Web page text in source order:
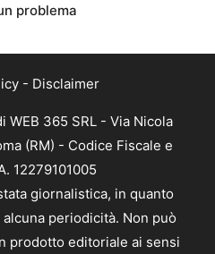
problema
- Disclaimer
365 SRL - Via Nicola
(RM) - Codice Fiscale e
12279101005
giornalistica, in quanto
periodicità. Non può
prodotto editoriale ai sensi